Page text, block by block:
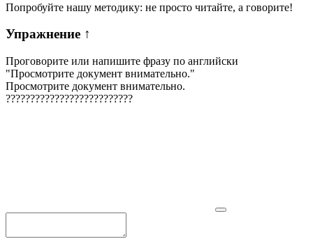
Попробуйте нашу методику: не просто читайте, а говорите!
Упражнение ↑
Проговорите или напишите фразу по английски
"Просмотрите документ внимательно."
Просмотрите документ внимательно.
??????????????????????????